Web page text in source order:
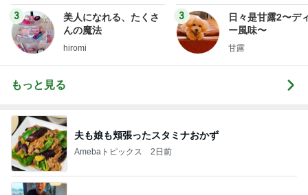
3
美人になれる、たくさ
んの魔法
hiromi
3
日々是甘露2〜デ
ー風味〜
甘露
もっと見る
夫も娘も頬張ったスタミナおかず
Amebaトピックス 2日前